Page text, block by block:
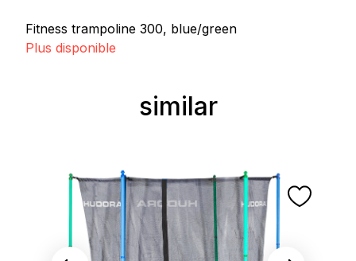
Fitness trampoline 300, blue/green
Plus disponible
Ignorer la galerie de produits
similar